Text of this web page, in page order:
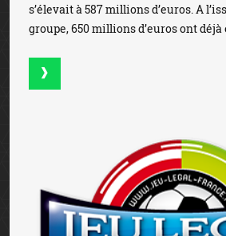
s’élevait à 587 millions d’euros. A
groupe, 650 millions d’euros ont déjà